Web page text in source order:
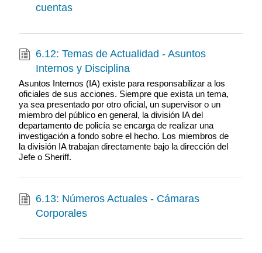
cuentas
6.12: Temas de Actualidad - Asuntos
Internos y Disciplina
Asuntos Internos (IA) existe para responsabilizar a los
oficiales de sus acciones. Siempre que exista un tema,
ya sea presentado por otro oficial, un supervisor o un
miembro del público en general, la división IA del
departamento de policía se encarga de realizar una
investigación a fondo sobre el hecho. Los miembros de
la división IA trabajan directamente bajo la dirección del
Jefe o Sheriff.
6.13: Números Actuales - Cámaras
Corporales